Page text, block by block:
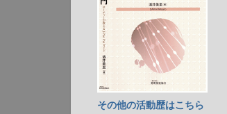
その他の活動歴はこちら